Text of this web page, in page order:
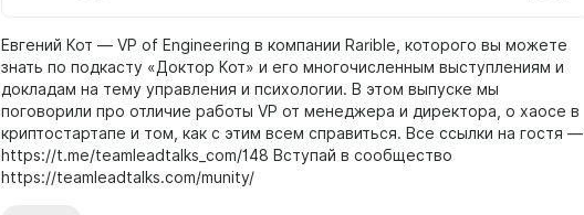
Евгений Кот — VP of Engineering в компании Rarible, которого вы можете
знать по подкасту «Доктор Кот» и его многочисленным выступлениям и
докладам на тему управления и психологии. В этом выпуске мы
поговорили про отличие работы VP от менеджера и директора, о хаосе в
криптостартапе и том, как с этим всем справиться. Все ссылки на гостя —
https://t.me/teamleadtalks_com/148 Вступай в сообщество
https://teamleadtalks.com/munity/